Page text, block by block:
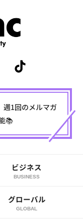
週1回のメルマガ
📚
ビジネス
BUSINESS
グローバル
GLOBAL